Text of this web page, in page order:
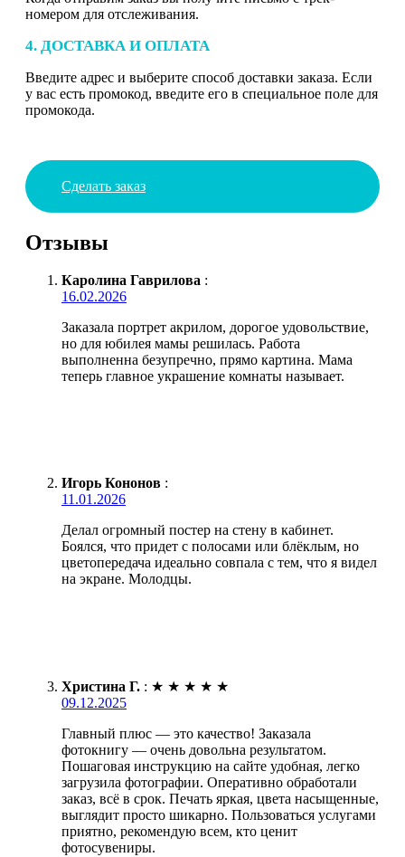
номером для отслеживания.
4. ДОСТАВКА И ОПЛАТА
Введите адрес и выберите способ доставки заказа. Если
у вас есть промокод, введите его в специальное поле для
промокода.
Сделать заказ
Отзывы
Каролина Гаврилова :
16.02.2026
Заказала портрет акрилом, дорогое удовольствие,
но для юбилея мамы решилась. Работа
выполненна безупречно, прямо картина. Мама
теперь главное украшение комнаты называет.
Игорь Кононов :
11.01.2026
Делал огромный постер на стену в кабинет.
Боялся, что придет с полосами или блёклым, но
цветопередача идеально совпала с тем, что я видел
на экране. Молодцы.
Христина Г. : ★ ★ ★ ★ ★
09.12.2025
Главный плюс — это качество! Заказала
фотокнигу — очень довольна результатом.
Пошаговая инструкцию на сайте удобная, легко
загрузила фотографии. Оперативно обработали
заказ, всё в срок. Печать яркая, цвета насыщенные,
выглядит просто шикарно. Пользоваться услугами
приятно, рекомендую всем, кто ценит
фотосувениры.